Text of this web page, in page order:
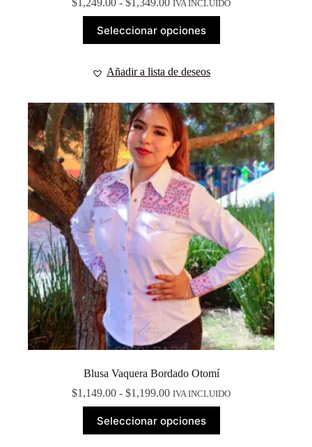
$1,249.00 - $1,349.00
de
precios:
$1,349.00
IVA INCLUIDO
Seleccionar opciones
producto
tiene
variantes.
se
pueden
elegir
en
la
página
de
producto
Añadir a lista de deseos
Blusa Vaquera Bordado Otomí
$1,149.00 - $1,199.00Rango
de
precios:
IVA INCLUIDO
Seleccionar opciones
producto
tiene